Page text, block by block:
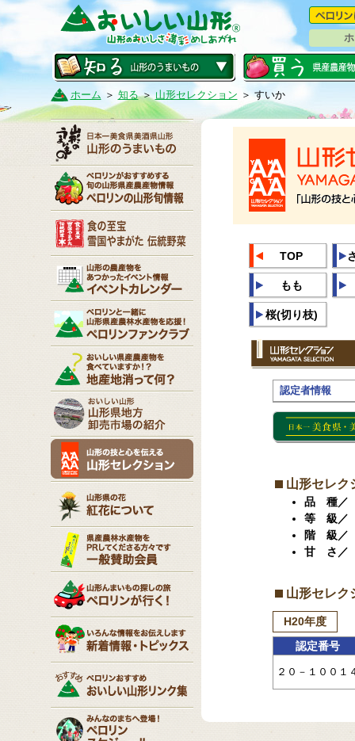
ホーム ＞ 知る＞山形セレクション ＞ すいか
TOP
もも
桜(切り枝)
認定者情報
山形セレク
品 種／
等 級／
階 級／
甘 さ／
山形セレク
H20年度
認定番号
２０－１００１